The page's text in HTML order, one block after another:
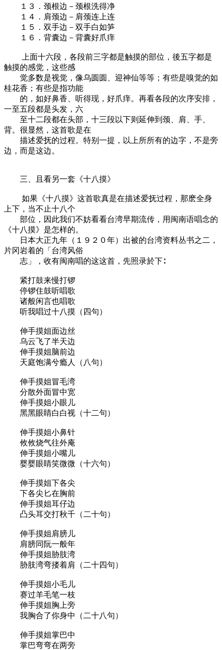
１３．颈根边－颈根洗得净
１４．肩颈边－肩颈连上连
１５．双手边－双手白如笋
１６．背囊边－背囊好爪痒
上面十六段，各段前三字都是触摸的部位，後五字都是
触摸的感觉，这些感
觉多数是视觉，像乌圆圆、迎神仙等等；有些是嗅觉的如
桂花香；有些是指功能
的，如好鼻香、听得现，好爪痒。再看各段的次序安排，
一至五段都是头发，六
至十二段都在头部，十三段以下则延伸到颈、肩、手、
背。很显然，这首歌是在
描述爱抚的过程。特别一提，以上所所有的边字，不是旁
边，而是这边。
三、且看另一套《十八摸》
如果《十八摸》这首歌真是在描述爱抚过程，那麽全身
上下，当不止十八个
部位，因此我们不妨看看台湾早期流传，用闽南语唱念的
《十八摸》是怎样的。
日本大正九年（１９２０年）出被的台湾资料丛书之二，
片冈岩着的「台湾风俗
志」，收有闽南唱的这这首，先照录於下∶
紧打鼓来慢打锣
停锣住鼓听唱歌
诸般闲言也唱歌
听我唱过十八摸（四句）
伸手摸姐面边丝
乌云飞了半天边
伸手摸姐脑前边
天庭饱满兮瘾人（八句）
伸手摸姐冒毛湾
分散外面冒中宽
伸手摸姐小眼儿
黑黑眼睛白白视（十二句）
伸手摸姐小鼻针
攸攸烧气往外庵
伸手摸姐小嘴儿
婴婴眼睛笑微微（十六句）
伸手摸姐下各尖
下各尖匕在胸前
伸手摸姐耳仔边
凸头耳交打秋千（二十句）
伸手摸姐肩膀儿
肩膀同阮一般年
伸手摸姐胁肢湾
胁肢湾弯搂着肩（二十四句）
伸手摸姐小毛儿
赛过羊毛笔一枝
伸手摸姐胸上旁
我胸合了你身中（二十八句）
伸手摸姐掌巴中
掌巴弯弯在两旁